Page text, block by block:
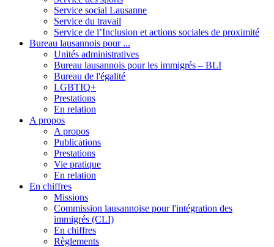
Service social Lausanne
Service du travail
Service de l’Inclusion et actions sociales de proximité
Bureau lausannois pour ...
Unités administratives
Bureau lausannois pour les immigrés – BLI
Bureau de l'égalité
LGBTIQ+
Prestations
En relation
A propos
A propos
Publications
Prestations
Vie pratique
En relation
En chiffres
Missions
Commission lausannoise pour l'intégration des
immigrés (CLI)
En chiffres
Règlements